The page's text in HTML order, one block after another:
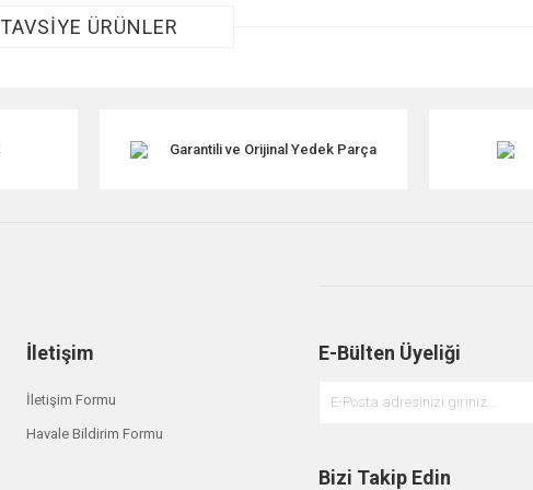
TAVSİYE ÜRÜNLER
Garantili ve Orijinal Yedek Parça
İletişim
İletişim Formu
Havale Bildirim Formu
E-Bülten Üyeliği
Bizi Takip Edin